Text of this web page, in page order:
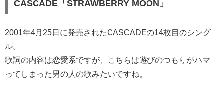
CASCADE「STRAWBERRY MOON」
2001年4月25日に発売されたCASCADEの14枚目のシング
ル。
歌詞の内容は恋愛系ですが、こちらは遊びのつもりがハマ
ってしまった男の人の歌みたいですね。